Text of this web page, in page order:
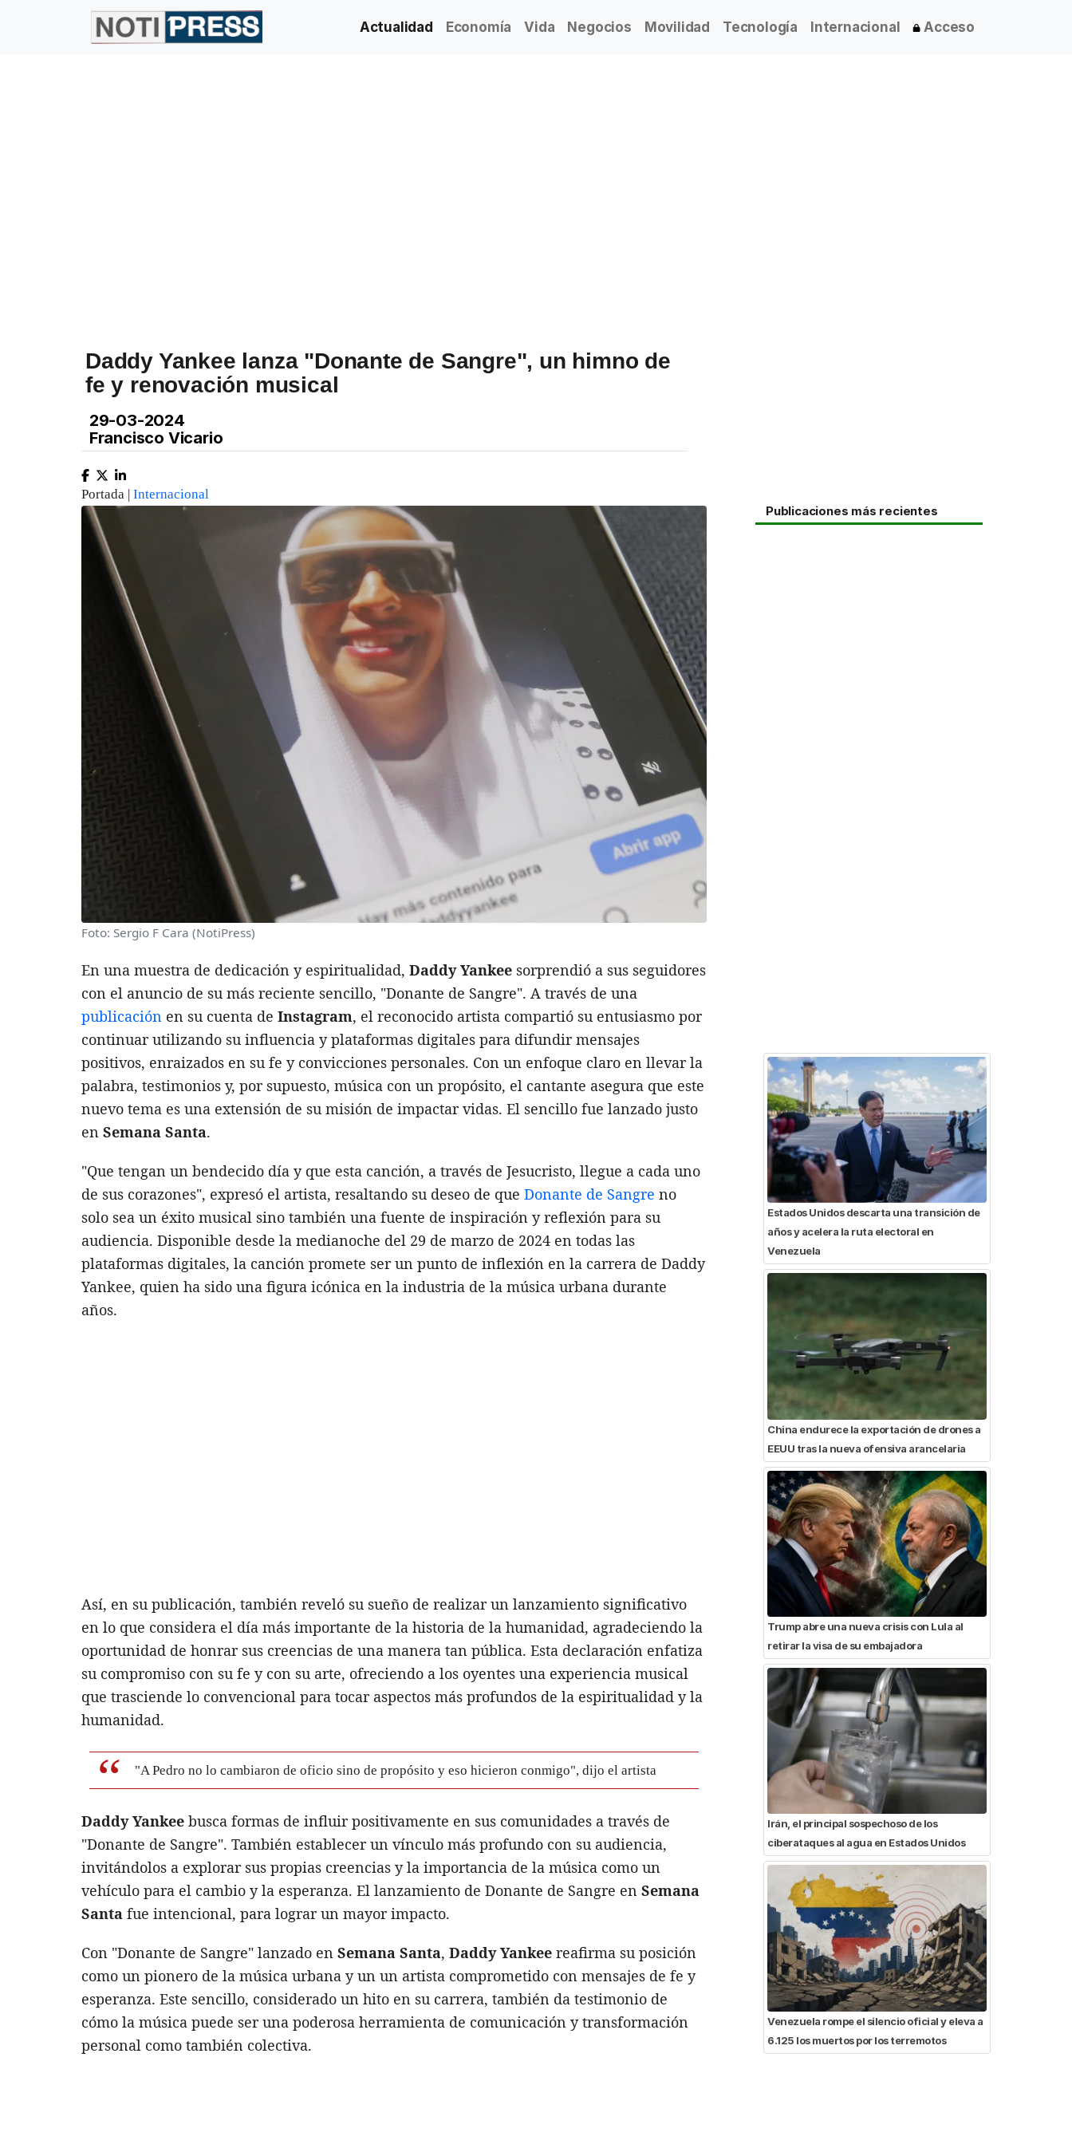
Actualidad Economía Vida Negocios Movilidad Tecnología Internacional Acceso
Daddy Yankee lanza "Donante de Sangre", un himno de
fe y renovación musical
29-03-2024
Francisco Vicario
Portada | Internacional
Foto: Sergio F Cara (NotiPress)
En una muestra de dedicación y espiritualidad, Daddy Yankee sorprendió a sus seguidores
con el anuncio de su más reciente sencillo, "Donante de Sangre". A través de una
publicación en su cuenta de Instagram, el reconocido artista compartió su entusiasmo por
continuar utilizando su influencia y plataformas digitales para difundir mensajes
positivos, enraizados en su fe y convicciones personales. Con un enfoque claro en llevar la
palabra, testimonios y, por supuesto, música con un propósito, el cantante asegura que este
nuevo tema es una extensión de su misión de impactar vidas. El sencillo fue lanzado justo
en Semana Santa.
"Que tengan un bendecido día y que esta canción, a través de Jesucristo, llegue a cada uno
de sus corazones", expresó el artista, resaltando su deseo de que Donante de Sangre no
solo sea un éxito musical sino también una fuente de inspiración y reflexión para su
audiencia. Disponible desde la medianoche del 29 de marzo de 2024 en todas las
plataformas digitales, la canción promete ser un punto de inflexión en la carrera de Daddy
Yankee, quien ha sido una figura icónica en la industria de la música urbana durante
años.
Así, en su publicación, también reveló su sueño de realizar un lanzamiento significativo
en lo que considera el día más importante de la historia de la humanidad, agradeciendo la
oportunidad de honrar sus creencias de una manera tan pública. Esta declaración enfatiza
su compromiso con su fe y con su arte, ofreciendo a los oyentes una experiencia musical
que trasciende lo convencional para tocar aspectos más profundos de la espiritualidad y la
humanidad.
"A Pedro no lo cambiaron de oficio sino de propósito y eso hicieron conmigo", dijo el artista
Daddy Yankee busca formas de influir positivamente en sus comunidades a través de
"Donante de Sangre". También establecer un vínculo más profundo con su audiencia,
invitándolos a explorar sus propias creencias y la importancia de la música como un
vehículo para el cambio y la esperanza. El lanzamiento de Donante de Sangre en Semana
Santa fue intencional, para lograr un mayor impacto.
Con "Donante de Sangre" lanzado en Semana Santa, Daddy Yankee reafirma su posición
como un pionero de la música urbana y un un artista comprometido con mensajes de fe y
esperanza. Este sencillo, considerado un hito en su carrera, también da testimonio de
cómo la música puede ser una poderosa herramienta de comunicación y transformación
personal como también colectiva.
Publicaciones más recientes
Estados Unidos descarta una transición de
años y acelera la ruta electoral en
Venezuela
China endurece la exportación de drones a
EEUU tras la nueva ofensiva arancelaria
Trump abre una nueva crisis con Lula al
retirar la visa de su embajadora
Irán, el principal sospechoso de los
ciberataques al agua en Estados Unidos
Venezuela rompe el silencio oficial y eleva a
6.125 los muertos por los terremotos